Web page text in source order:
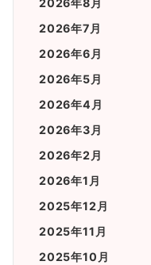
2026年8月
2026年7月
2026年6月
2026年5月
2026年4月
2026年3月
2026年2月
2026年1月
2025年12月
2025年11月
2025年10月